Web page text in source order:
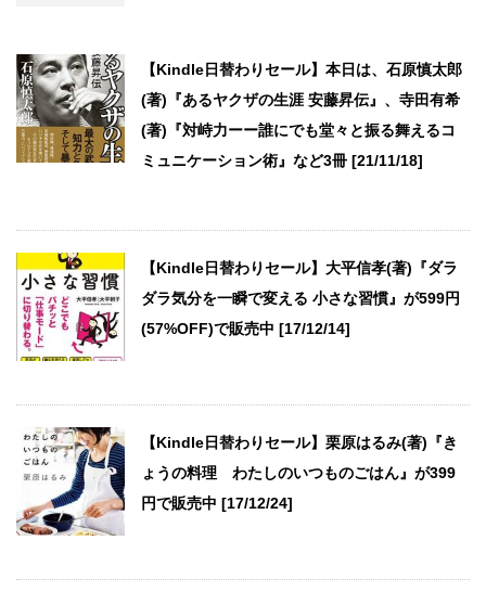
【Kindle日替わりセール】本日は、石原慎太郎
(著)『あるヤクザの生涯 安藤昇伝』、寺田有希
(著)『対峙力ーー誰にでも堂々と振る舞えるコ
ミュニケーション術』など3冊 [21/11/18]
【Kindle日替わりセール】大平信孝(著)『ダラ
ダラ気分を一瞬で変える 小さな習慣』が599円
(57%OFF)で販売中 [17/12/14]
【Kindle日替わりセール】栗原はるみ(著)『き
ょうの料理 わたしのいつものごはん』が399
円で販売中 [17/12/24]